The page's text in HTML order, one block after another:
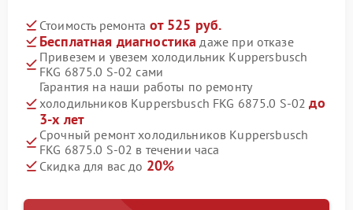
Стоимость ремонта от 525 руб.
Бесплатная диагностика даже при отказе
Привезем и увезем холодильник Kuppersbusch
FKG 6875.0 S-02 сами
Гарантия на наши работы по ремонту
холодильников Kuppersbusch FKG 6875.0 S-02до
3-х лет
Срочный ремонт холодильников Kuppersbusch
FKG 6875.0 S-02 в течении часа
Скидка для вас до 20%